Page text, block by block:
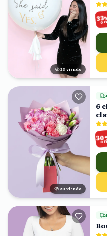
22 viendo
33
20 viendo
6
30
OFF